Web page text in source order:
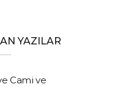
YAZILAR
Cami ve